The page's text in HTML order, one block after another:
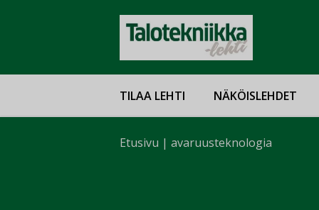
TILAA LEHTI NÄKÖISLEHDET
Etusivu | avaruusteknologia